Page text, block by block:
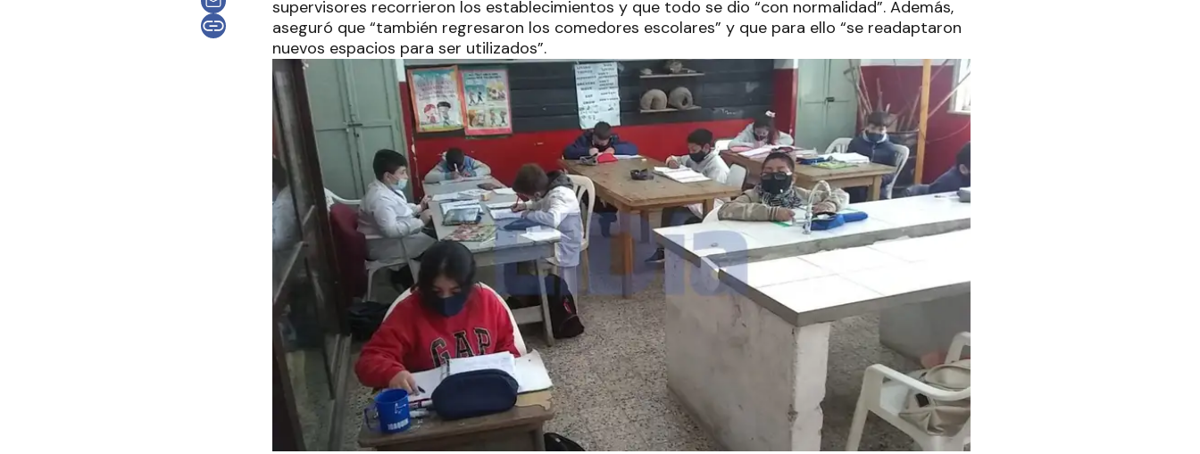
supervisores recorrieron los establecimientos y que todo se dio “con normalidad”. Además,
aseguró que “también regresaron los comedores escolares” y que para ello “se readaptaron
nuevos espacios para ser utilizados”.